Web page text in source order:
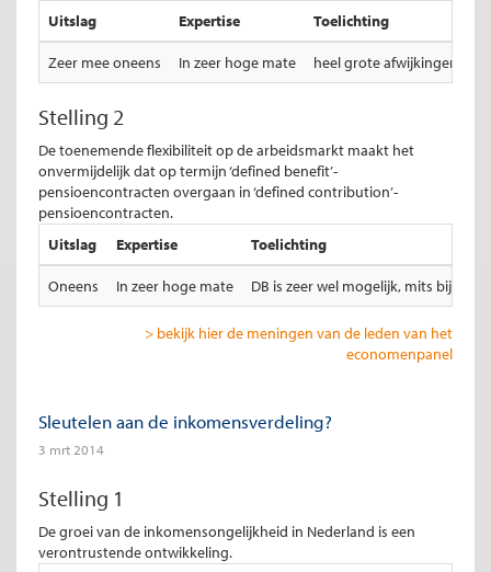
Uitslag
Expertise Toelichting
Zeer mee oneens In zeer hoge mate heel grote afwijkingen
Stelling 2
De toenemende flexibiliteit op de arbeidsmarkt maakt het
onvermijdelijk dat op termijn ‘defined benefit’-
pensioencontracten overgaan in ‘defined contribution’-
pensioencontracten.
Uitslag
Expertise Toelichting
Oneens In zeer hoge mate DB is zeer wel mogelijk, mits bij
> bekijk hier de meningen van de leden van het
economenpanel
Sleutelen aan de inkomensverdeling?
3 mrt 2014
Stelling 1
De groei van de inkomensongelijkheid in Nederland is een
verontrustende ontwikkeling.